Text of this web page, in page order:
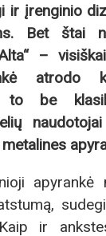
ir įrenginio
Bet štai
–
atrodo
to be
apyrankė
ir